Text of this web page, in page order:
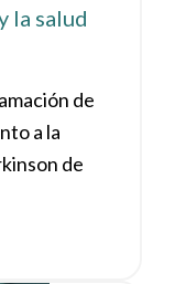
la salud
de
a la
de